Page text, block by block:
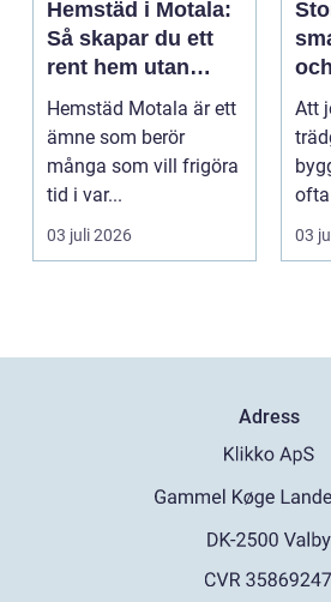
Hemstäd i Motala:
Så skapar du ett
rent hem utan
stress
Hemstäd Motala är ett
ämne som berör
många som vill frigöra
tid i var...
03 juli 2026
och
Att
03
Adress